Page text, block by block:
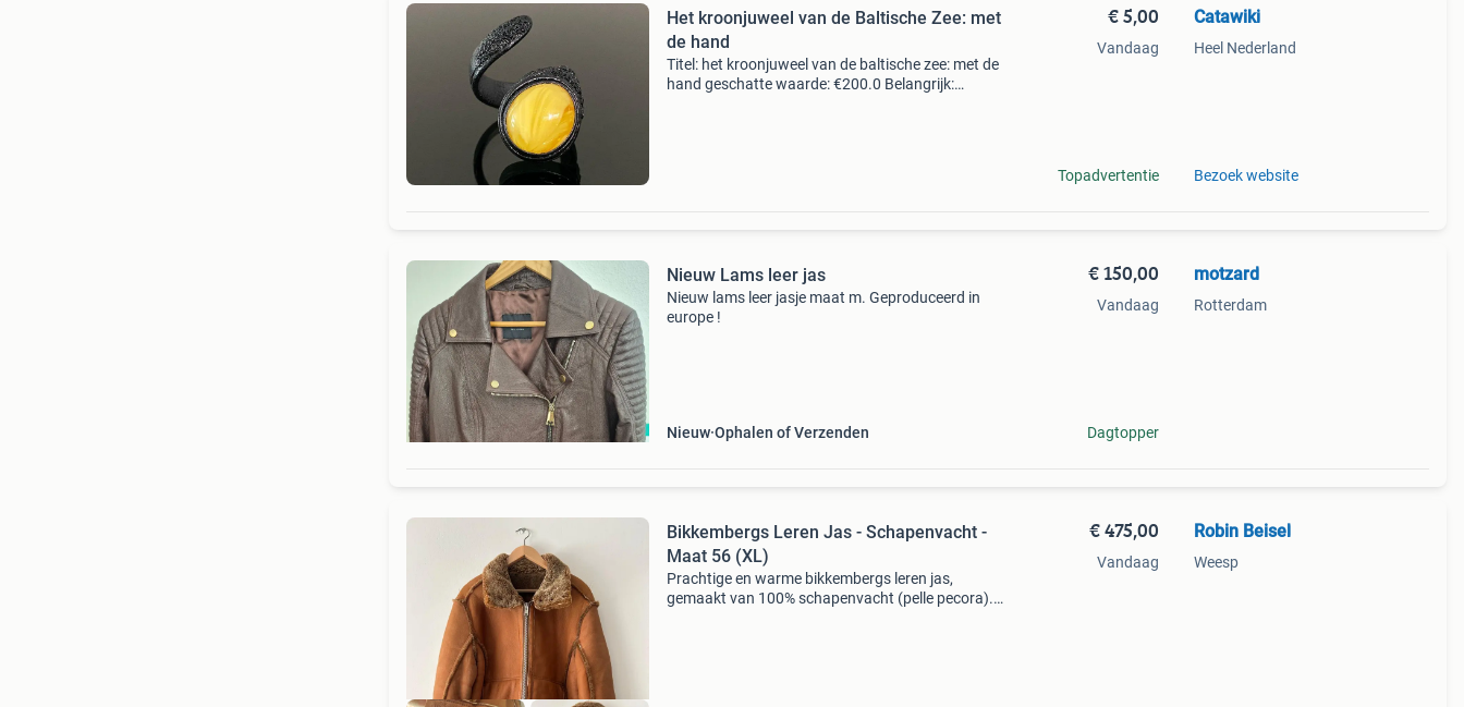
Het kroonjuweel van de Baltische Zee: met
de hand
Titel: het kroonjuweel van de baltische zee: met de
hand geschatte waarde: €200.0 Belangrijk:
€ 5,00
Vandaag
Topadvertentie
Catawiki
Heel Nederland
Bezoek website
Nieuw Lams leer jas
Nieuw lams leer jasje maat m. Geproduceerd in
europe !
Nieuw Ophalen of Verzenden
€ 150,00
Vandaag
Dagtopper
motzard
Rotterdam
Bikkembergs Leren Jas - Schapenvacht -
Maat 56 (XL)
Prachtige en warme bikkembergs leren jas,
gemaakt van 100% schapenvacht (pelle pecora).
€ 475,00
Vandaag
Robin Beisel
Weesp